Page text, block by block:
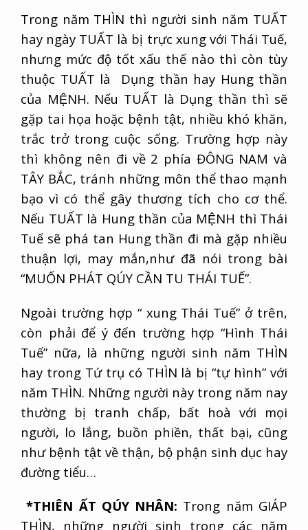
Trong năm THÌN thì người sinh năm TUẤT
hay ngày TUẤT là bị trực xung với Thái Tuế,
nhưng mức độ tốt xấu thế nào thì còn tùy
thuộc TUẤT là Dụng thần hay Hung thần
của MỆNH. Nếu TUẤT là Dụng thần thì sẽ
gặp tai họa hoặc bệnh tật, nhiều khó khăn,
trắc trở trong cuộc sống. Trường hợp này
thì không nên đi về 2 phía ĐÔNG NAM và
TÂY BẮC, tránh những môn thể thao mạnh
bạo vì có thể gây thương tích cho cơ thể.
Nếu TUẤT là Hung thần của MỆNH thì Thái
Tuế sẽ phá tan Hung thần đi mà gặp nhiều
thuận lợi, may mắn,như đã nói trong bài
“MUỐN PHÁT QÚY CẦN TU THÁI TUẾ”.
Ngoài trường hợp “ xung Thái Tuế” ở trên,
còn phải để ý đến trường hợp “Hình Thái
Tuế” nữa, là những người sinh năm THÌN
hay trong Tứ trụ có THÌN là bị “tự hình” với
năm THÌN. Những người này trong năm nay
thường bị tranh chấp, bất hoà với mọi
người, lo lắng, buồn phiền, thất bại, cũng
như bệnh tật về thận, bộ phận sinh dục hay
đường tiểu…
*THIÊN ẤT QÚY NHÂN: Trong năm GIÁP
THÌN, những người sinh trong các năm